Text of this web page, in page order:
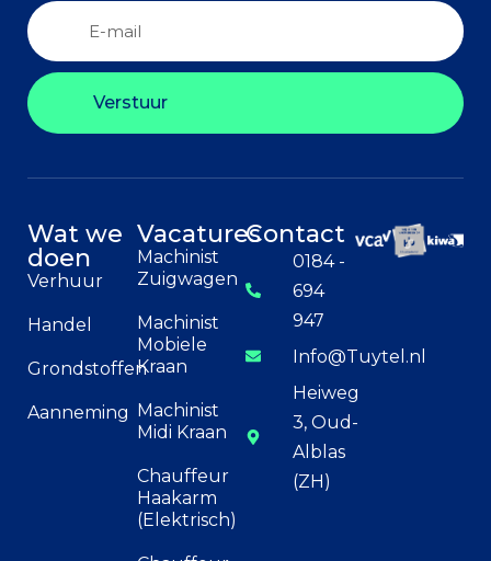
Verstuur
Wat we
doen
Verhuur
Handel
Grondstoffen
Aanneming
Vacatures
Machinist
Zuigwagen
Machinist
Mobiele
Kraan
Machinist
Midi Kraan
Chauffeur
Haakarm
(Elektrisch)
Contact
0184 -
694
947
Info@Tuytel.nl
Heiweg
3, Oud-
Alblas
(ZH)